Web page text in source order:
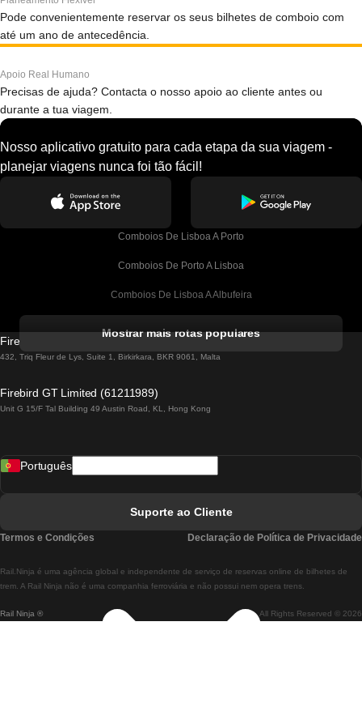
Pode convenientemente reservar os seus bilhetes de comboio com
até um ano de antecedência.
Apoio Real Humano
Precisas de ajuda? Contacta o nosso apoio ao cliente antes ou
durante a tua viagem.
Nosso aplicativo gratuito para cada etapa da sua viagem -
planejar viagens nunca foi tão fácil!
Comboios De Lisboa A Porto
Comboios De Porto A Lisboa
Comboios De Lisboa A Albufeira
Comboios De Lisboa A Lagos
Comboios De Lisboa A Madrid
Comboios De Lisboa A Braga
Comboios De Braga A Lisboa
Mostrar mais rotas populares
Firebird GT Limited (OC 1451)
432, Triq Fleur de Lys, Suite 1, Birkirkara, BKR 9061, Malta
Firebird GT Limited (61211989)
Unit G 15/F Tal Building 49 Austin Road, KL, Hong Kong
Rail Ninja ® All Rights Reserved © 2026
Rail.Ninja é uma agência global e independente de serviço de reservas online de bilhetes de
trem. A Rail Ninja não é uma companhia ferroviária e não possui nem opera trens.
Português
Suporte ao Cliente
Termos e Condições Declaração de Política de Privacidade